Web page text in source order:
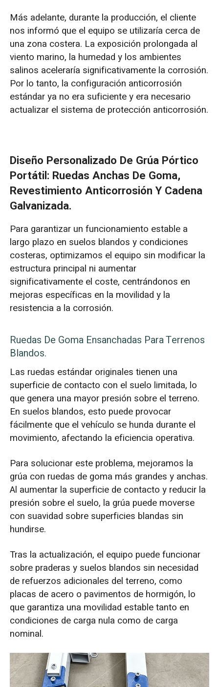
Más adelante, durante la producción, el cliente
nos informó que el equipo se utilizaría cerca de
una zona costera. La exposición prolongada al
viento marino, la humedad y los ambientes
salinos aceleraría significativamente la corrosión.
Por lo tanto, la configuración anticorrosión
estándar ya no era suficiente y era necesario
actualizar el sistema de protección anticorrosión.
Diseño Personalizado De Grúa Pórtico
Portátil: Ruedas Anchas De Goma,
Revestimiento Anticorrosión Y Cadena
Galvanizada.
Para garantizar un funcionamiento estable a
largo plazo en suelos blandos y condiciones
costeras, optimizamos el equipo sin modificar la
estructura principal ni aumentar
significativamente el coste, centrándonos en
mejoras específicas en la movilidad y la
resistencia a la corrosión.
Ruedas De Goma Ensanchadas Para Terrenos
Blandos.
Las ruedas estándar originales tienen una
superficie de contacto con el suelo limitada, lo
que genera una mayor presión sobre el terreno.
En suelos blandos, esto puede provocar
fácilmente que el vehículo se hunda durante el
movimiento, afectando la eficiencia operativa.
Para solucionar este problema, mejoramos la
grúa con ruedas de goma más grandes y anchas.
Al aumentar la superficie de contacto y reducir la
presión sobre el suelo, la grúa puede moverse
con suavidad sobre superficies blandas sin
hundirse.
Tras la actualización, el equipo puede funcionar
sobre praderas y suelos blandos sin necesidad
de refuerzos adicionales del terreno, como
placas de acero o pavimentos de hormigón, lo
que garantiza una movilidad estable tanto en
condiciones de carga nula como de carga
nominal.